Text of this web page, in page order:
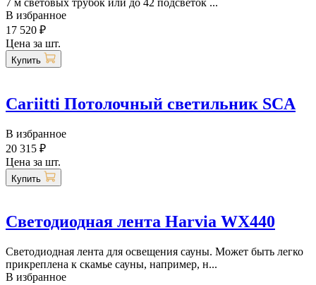
В избранное
17 520 ₽
Цена за шт.
Купить
Cariitti Потолочный светильник SCA
В избранное
20 315 ₽
Цена за шт.
Купить
Светодиодная лента Harvia WX440
Светодиодная лента для освещения сауны. Может быть легко
прикреплена к скамье сауны, например, н...
В избранное